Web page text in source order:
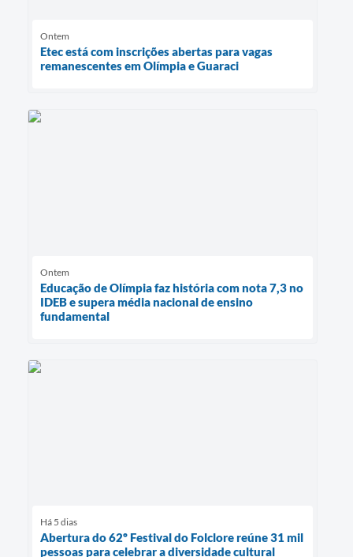
Ontem
Etec está com inscrições abertas para vagas
remanescentes em Olímpia e Guaraci
Ontem
Educação de Olímpia faz história com nota 7,3 no
IDEB e supera média nacional de ensino
fundamental
Há 5 dias
Abertura do 62º Festival do Folclore reúne 31 mil
pessoas para celebrar a diversidade cultural